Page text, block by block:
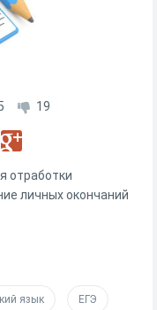
19
отработки
личных окончаний
язык ЕГЭ